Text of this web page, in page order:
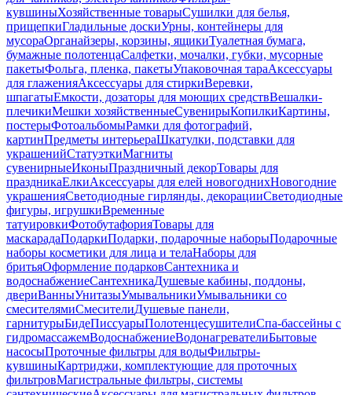
кувшиныХозяйственные товарыСушилки для белья,
прищепкиГладильные доскиУрны, контейнеры для
мусораОрганайзеры, корзины, ящикиТуалетная бумага,
бумажные полотенцаСалфетки, мочалки, губки, мусорные
пакетыФольга, пленка, пакетыУпаковочная тараАксессуары
для глаженияАксессуары для стиркиВеревки,
шпагатыЕмкости, дозаторы для моющих средствВешалки-
плечикиМешки хозяйственныеСувенирыКопилкиКартины,
постерыФотоальбомыРамки для фотографий,
картинПредметы интерьераШкатулки, подставки для
украшенийСтатуэткиМагниты
сувенирныеИконыПраздничный декорТовары для
праздникаЕлкиАксессуары для елей новогоднихНовогодние
украшенияСветодиодные гирлянды, декорацииСветодиодные
фигуры, игрушкиВременные
татуировкиФотобутафорияТовары для
маскарадаПодаркиПодарки, подарочные наборыПодарочные
наборы косметики для лица и телаНаборы для
бритьяОформление подарковСантехника и
водоснабжениеСантехникаДушевые кабины, поддоны,
двериВанныУнитазыУмывальникиУмывальники со
смесителямиСмесителиДушевые панели,
гарнитурыБидеПиссуарыПолотенцесушителиСпа-бассейны с
гидромассажемВодоснабжениеВодонагревателиБытовые
насосыПроточные фильтры для водыФильтры-
кувшиныКартриджи, комплектующие для проточных
фильтровМагистральные фильтры, системы